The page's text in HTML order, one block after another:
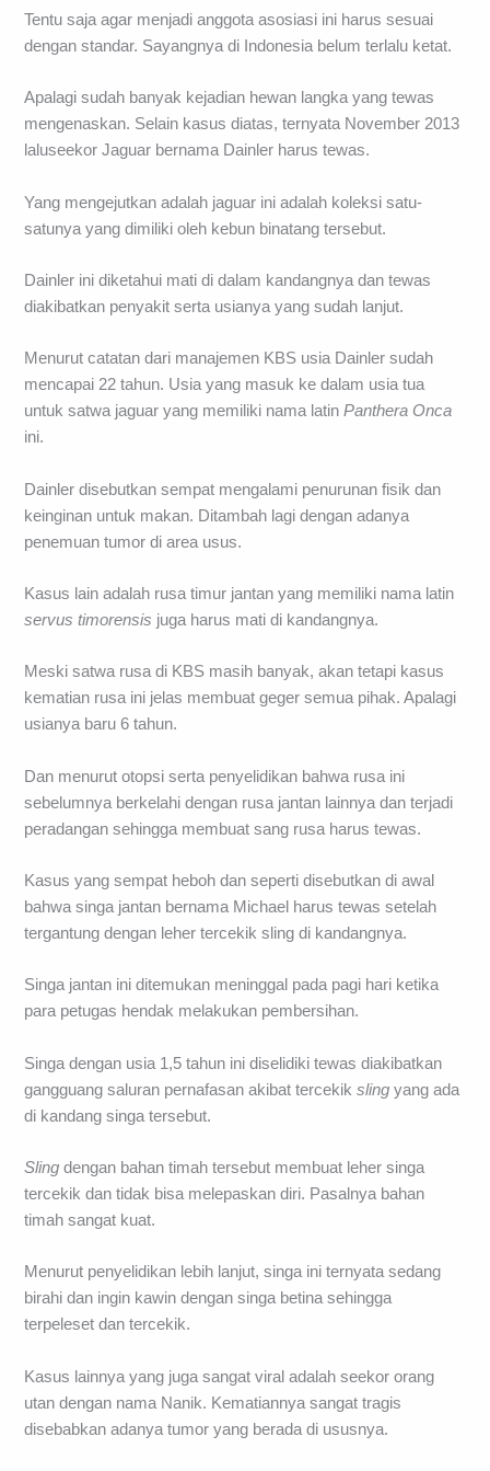
Tentu saja agar menjadi anggota asosiasi ini harus sesuai
dengan standar. Sayangnya di Indonesia belum terlalu ketat.
Apalagi sudah banyak kejadian hewan langka yang tewas
mengenaskan. Selain kasus diatas, ternyata November 2013
laluseekor Jaguar bernama Dainler harus tewas.
Yang mengejutkan adalah jaguar ini adalah koleksi satu-
satunya yang dimiliki oleh kebun binatang tersebut.
Dainler ini diketahui mati di dalam kandangnya dan tewas
diakibatkan penyakit serta usianya yang sudah lanjut.
Menurut catatan dari manajemen KBS usia Dainler sudah
mencapai 22 tahun. Usia yang masuk ke dalam usia tua
untuk satwa jaguar yang memiliki nama latinPanthera Onca
ini.
Dainler disebutkan sempat mengalami penurunan fisik dan
keinginan untuk makan. Ditambah lagi dengan adanya
penemuan tumor di area usus.
Kasus lain adalah rusa timur jantan yang memiliki nama latin
servus timorensis juga harus mati di kandangnya.
Meski satwa rusa di KBS masih banyak, akan tetapi kasus
kematian rusa ini jelas membuat geger semua pihak. Apalagi
usianya baru 6 tahun.
Dan menurut otopsi serta penyelidikan bahwa rusa ini
sebelumnya berkelahi dengan rusa jantan lainnya dan terjadi
peradangan sehingga membuat sang rusa harus tewas.
Kasus yang sempat heboh dan seperti disebutkan di awal
bahwa singa jantan bernama Michael harus tewas setelah
tergantung dengan leher tercekik sling di kandangnya.
Singa jantan ini ditemukan meninggal pada pagi hari ketika
para petugas hendak melakukan pembersihan.
Singa dengan usia 1,5 tahun ini diselidiki tewas diakibatkan
gangguang saluran pernafasan akibat tercekiksling yang ada
di kandang singa tersebut.
Sling dengan bahan timah tersebut membuat leher singa
tercekik dan tidak bisa melepaskan diri. Pasalnya bahan
timah sangat kuat.
Menurut penyelidikan lebih lanjut, singa ini ternyata sedang
birahi dan ingin kawin dengan singa betina sehingga
terpeleset dan tercekik.
Kasus lainnya yang juga sangat viral adalah seekor orang
utan dengan nama Nanik. Kematiannya sangat tragis
disebabkan adanya tumor yang berada di ususnya.